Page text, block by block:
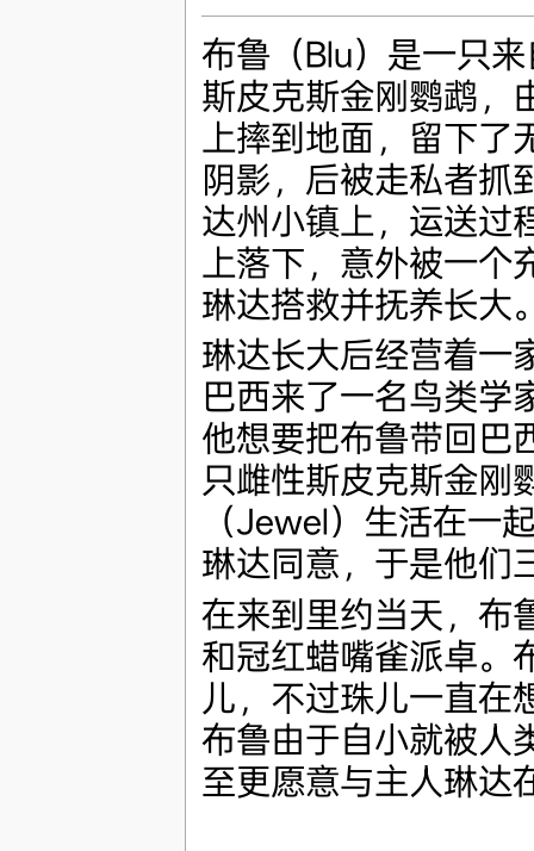
布鲁（Blu）是一只
斯皮克斯金刚鹦鹉，
上摔到地面，留下了
阴影，后被走私者抓
达州小镇上，运送过
上落下，意外被一个
琳达搭救并抚养长大
琳达长大后经营着一
巴西来了一名鸟类学
他想要把布鲁带回巴
只雌性斯皮克斯金刚
（Jewel）生活在一
琳达同意，于是他们
在来到里约当天，布
和冠红蜡嘴雀派卓。
儿，不过珠儿一直在
布鲁由于自小就被人
至更愿意与主人琳达